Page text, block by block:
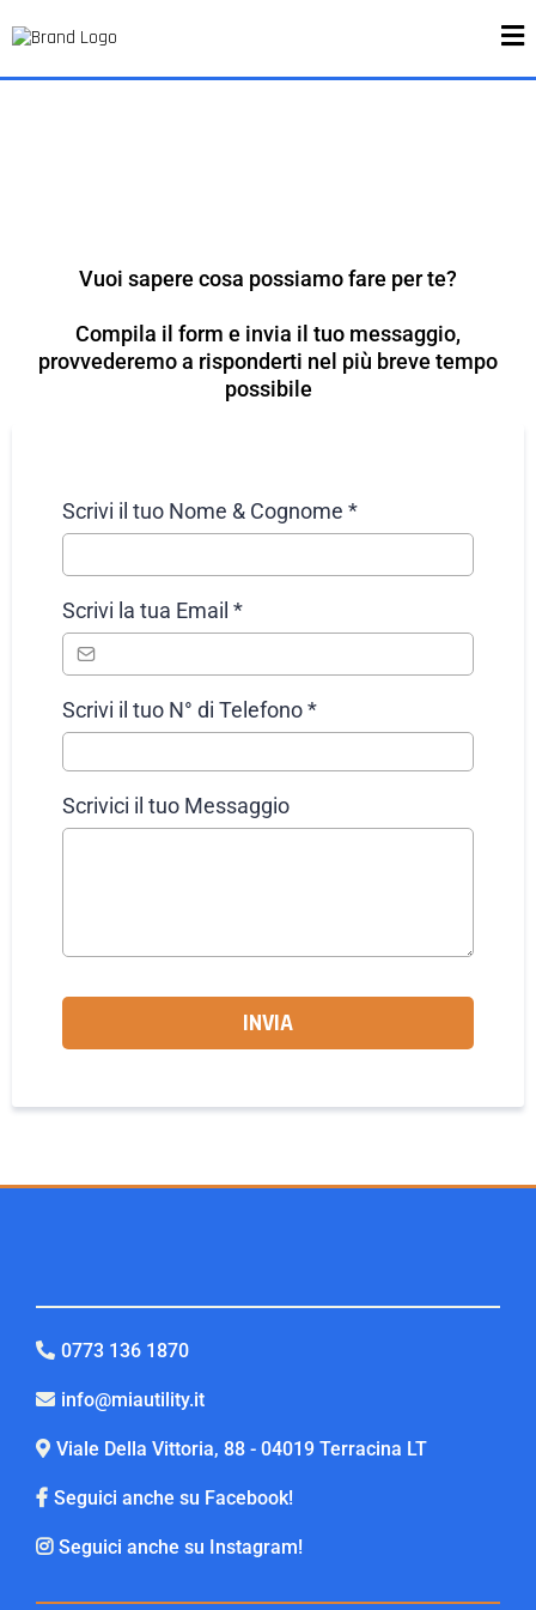
Vuoi sapere cosa possiamo fare per te?
Compila il form e invia il tuo messaggio,
provvederemo a risponderti nel più breve tempo
possibile
Scrivi il tuo Nome & Cognome *
Scrivi la tua Email *
Scrivi il tuo N° di Telefono*
Scrivici il tuo Messaggio
INVIA
0773 136 1870
info@miautility.it
Viale Della Vittoria, 88 - 04019 Terracina LT
Seguici anche su Facebook!
Seguici anche su Instagram!